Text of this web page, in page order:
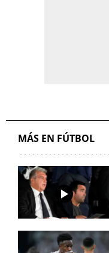
MÁS EN FÚTBOL